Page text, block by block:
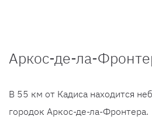
Аркос-де-ла-
В 55 км от Кадиса находится
городок Аркос-де-ла-Фронтера.